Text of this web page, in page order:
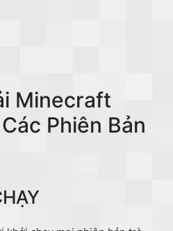
Minecraft
Phiên Bản